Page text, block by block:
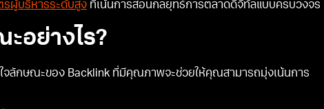
รผู้บริหารระดับสูง ที่เน้นการสอนกลยุทธ์การตลาดดิจิทัลแบบครบวงจร
อย่างไร?
ใจลักษณะของ Backlink ที่มีคุณภาพจะช่วยให้คุณสามารถมุ่งเน้นการ